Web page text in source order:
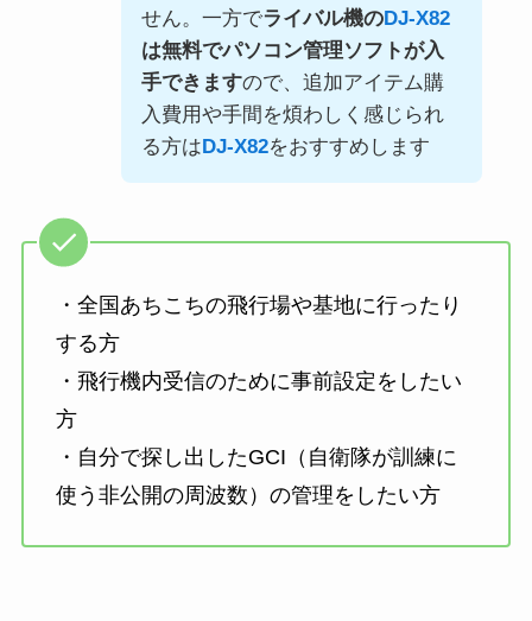
せん。一方でライバル機のDJ-X82
は無料でパソコン管理ソフトが入
手できますので、追加アイテム購
入費用や手間を煩わしく感じられ
る方はDJ-X82をおすすめします
・全国あちこちの飛行場や基地に行ったり
する方
・飛行機内受信のために事前設定をしたい
方
・自分で探し出したGCI（自衛隊が訓練に
使う非公開の周波数）の管理をしたい方